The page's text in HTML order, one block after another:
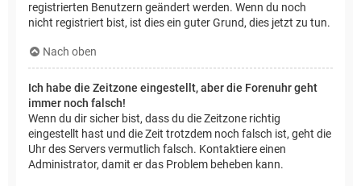
registrierten Benutzern geändert werden. Wenn du noch
nicht registriert bist, ist dies ein guter Grund, dies jetzt zu tun.
Nach oben
Ich habe die Zeitzone eingestellt, aber die Forenuhr geht
immer noch falsch!
Wenn du dir sicher bist, dass du die Zeitzone richtig
eingestellt hast und die Zeit trotzdem noch falsch ist, geht die
Uhr des Servers vermutlich falsch. Kontaktiere einen
Administrator, damit er das Problem beheben kann.